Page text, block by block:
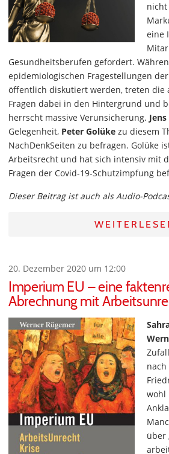
nicht
eine
Gesundheitsberufen gefordert.
epidemiologischen Fragestellungen
öffentlich diskutiert werden, treten die
Fragen dabei in den Hintergrund und
herrscht massive Verunsicherung.
Gelegenheit, Peter Golüke zu diesem
NachDenkSeiten zu befragen. Golüke
Arbeitsrecht und hat sich intensiv mit
Fragen der Covid-19-Schutzimpfung
Dieser Beitrag ist auch als Audio-
20. Dezember 2020 um 12:00
Imperium EU – eine
Abrechnung mit
wohl
über